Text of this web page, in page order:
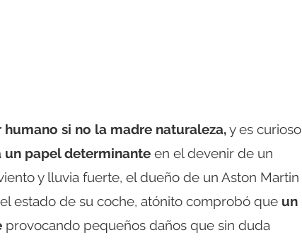
humano si no la madre naturaleza,y es curioso
papel determinante en el devenir de un
y lluvia fuerte, el dueño de un Aston Martin
estado de su coche, atónito comprobó que un
provocando pequeños daños que sin duda